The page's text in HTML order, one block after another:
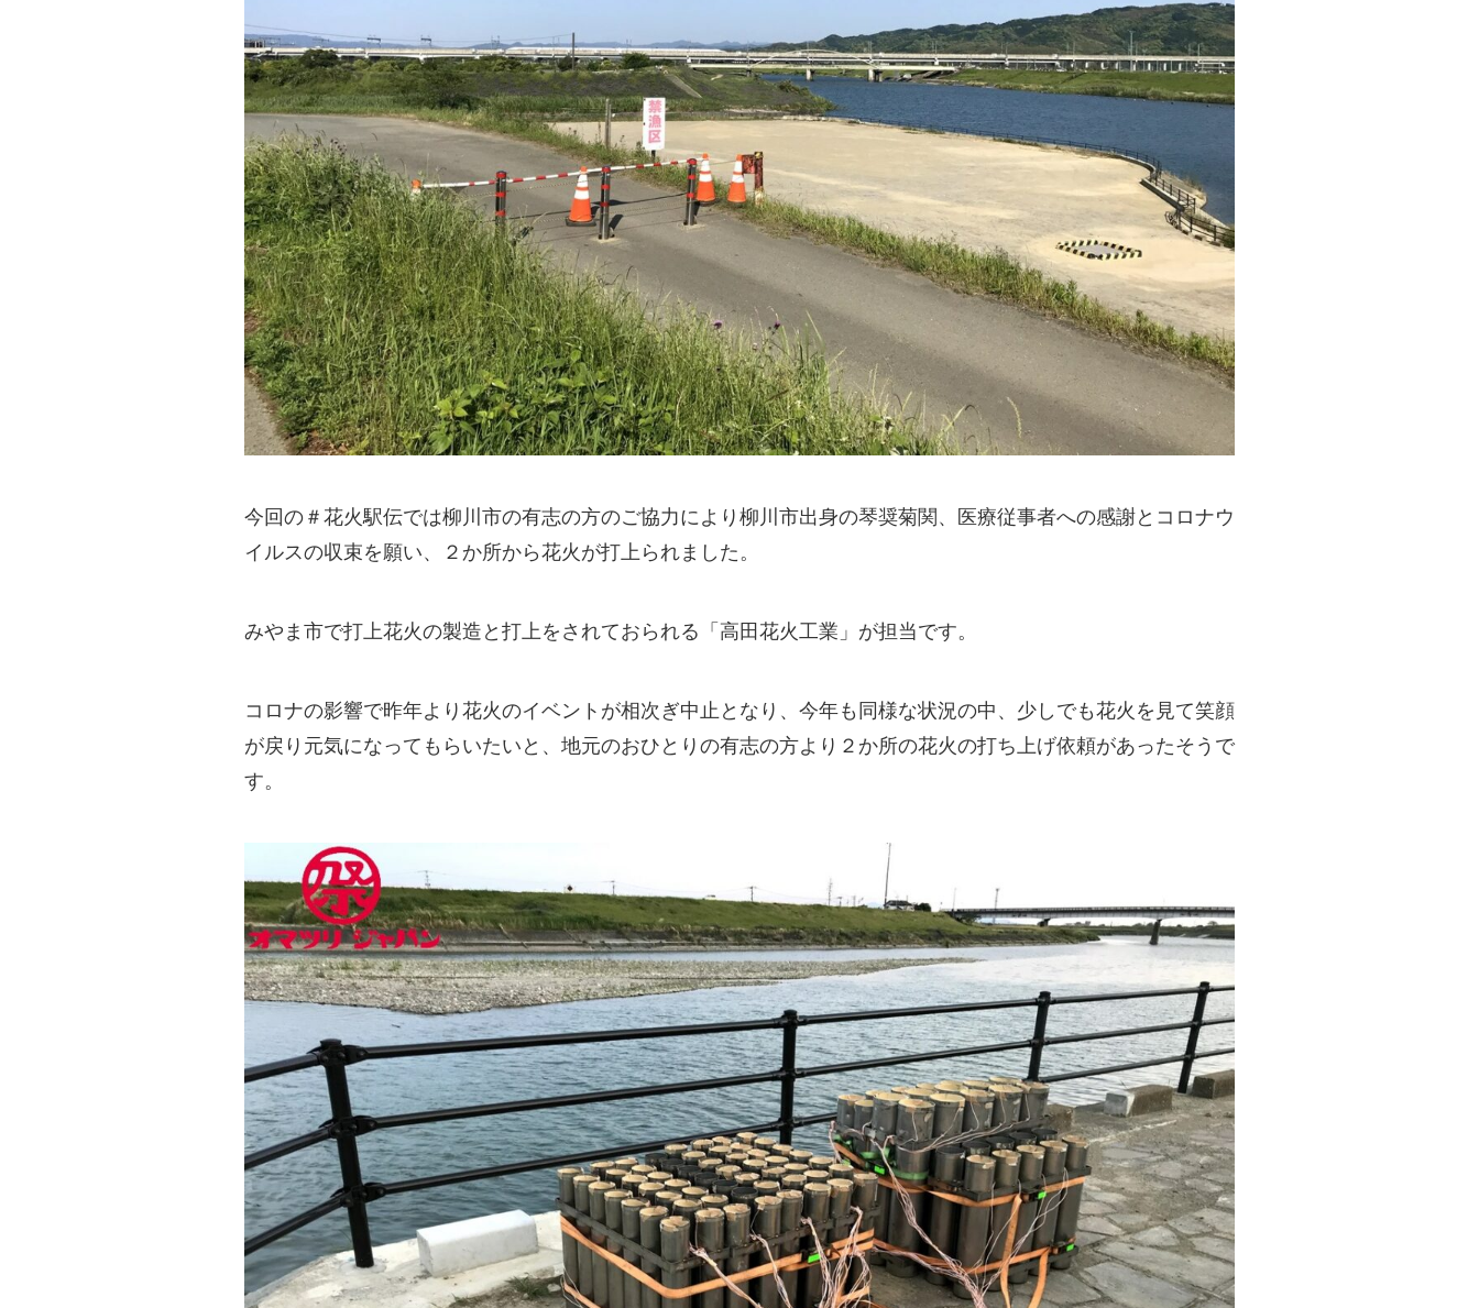
今回の＃花火駅伝では柳川市の有志の方のご協力により柳川市出身の琴奨菊関、医療従事者への感謝とコロナウ
イルスの収束を願い、２か所から花火が打上られました。
みやま市で打上花火の製造と打上をされておられる「高田花火工業」が担当です。
コロナの影響で昨年より花火のイベントが相次ぎ中止となり、今年も同様な状況の中、少しでも花火を見て笑顔
が戻り元気になってもらいたいと、地元のおひとりの有志の方より２か所の花火の打ち上げ依頼があったそうで
す。